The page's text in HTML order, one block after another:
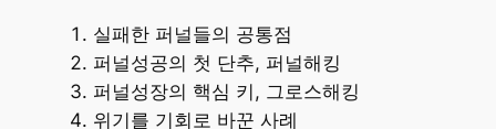
실패한 퍼널들의 공통점
퍼널성공의 첫 단추, 퍼널해킹
퍼널성장의 핵심 키, 그로스해킹
위기를 기회로 바꾼 사례